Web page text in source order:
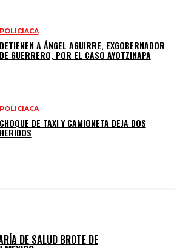
POLICIACA
DETIENEN A ÁNGEL AGUIRRE, EXGOBERNADOR
DE GUERRERO, POR EL CASO AYOTZINAPA
POLICIACA
CHOQUE DE TAXI Y CAMIONETA DEJA DOS
DE SALUD BROTE DE